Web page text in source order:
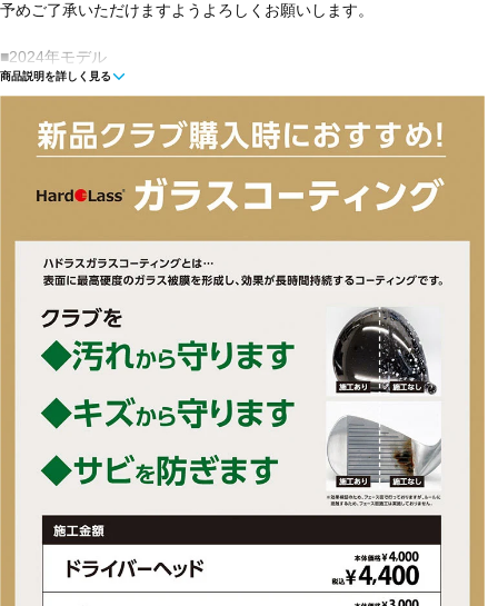
予めご了承いただけますようよろしくお願いします。
■2024年モデル
◇ツアーフィードバックによるアライメント効果が最大化、進化した
サウンドとフィール、ニーズに応える大きなダングリッププロファイ
■左右：右
■ヘッド素材・製法：303ステンレス鋼/ボディ・6061アルミニウムソ
■ヘッドタイプ：ネオマレット型
■ヘッド仕上げ：削り出し
■付属ヘッドカバー：有
■ロフト角(度)：3.5
■ライ角(度)：70
■クラブ長さ(インチ)：33
商品説明を詳しく見る